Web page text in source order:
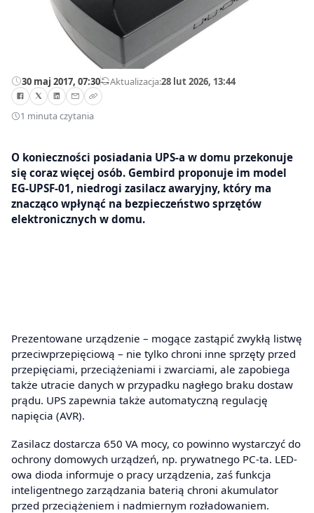
30 maj 2017, 07:30—Aktualizacja:28 lut 2026, 13:44
1 minuta czytania
O konieczności posiadania UPS-a w domu przekonuje
się coraz więcej osób. Gembird proponuje im model
EG-UPSF-01, niedrogi zasilacz awaryjny, który ma
znacząco wpłynąć na bezpieczeństwo sprzętów
elektronicznych w domu.
Prezentowane urządzenie – mogące zastąpić zwykłą listwę
przeciwprzepięciową – nie tylko chroni inne sprzęty przed
przepięciami, przeciążeniami i zwarciami, ale zapobiega
także utracie danych w przypadku nagłego braku dostaw
prądu. UPS zapewnia także automatyczną regulację
napięcia (AVR).
Zasilacz dostarcza 650 VA mocy, co powinno wystarczyć do
ochrony domowych urządzeń, np. prywatnego PC-ta. LED-
owa dioda informuje o pracy urządzenia, zaś funkcja
inteligentnego zarządzania baterią chroni akumulator
przed przeciążeniem i nadmiernym rozładowaniem.